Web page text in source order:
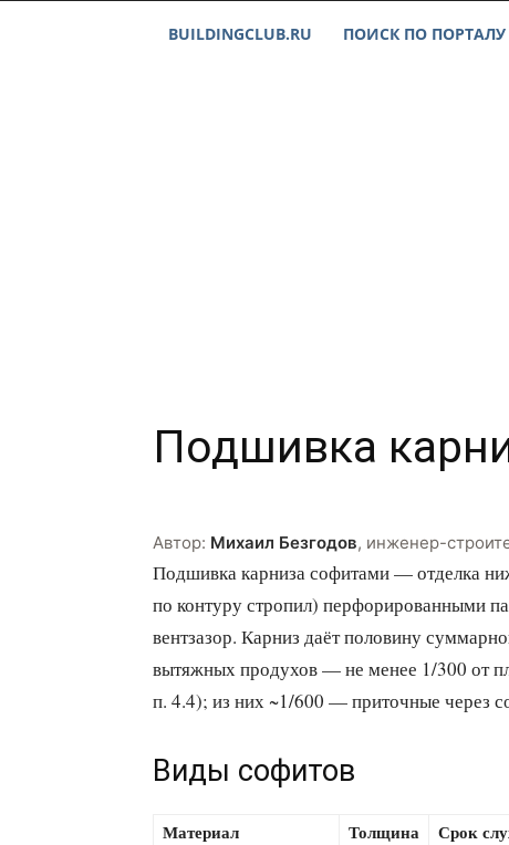
BUILDINGCLUB.RU ПОИСК ПО ПОРТАЛУ
Подшивка
Автор: Михаил Безгодов, инженер-
Подшивка карниза софитами — отделка
по контуру стропил) перфорированными
вентзазор. Карниз даёт половину
вытяжных продухов — не менее 1/300 от
п. 4.4); из них ~1/600 — приточные через
Виды софитов
Материал Толщина Срок